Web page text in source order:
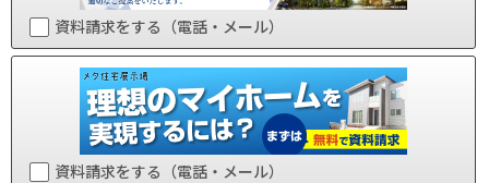
資料請求をする（電話・メール）
資料請求をする（電話・メール）